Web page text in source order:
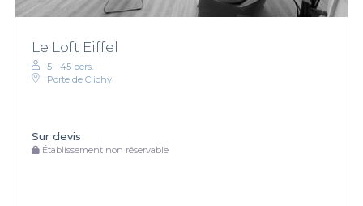
Le Loft Eiffel
5 - 45 pers.
Porte de Clichy
Sur devis
Établissement non réservable